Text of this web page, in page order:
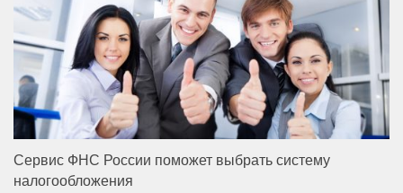
Сервис ФНС России поможет выбрать систему
налогообложения